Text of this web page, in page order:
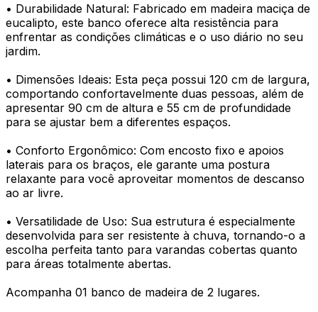
• Durabilidade Natural: Fabricado em madeira maciça de
eucalipto, este banco oferece alta resistência para
enfrentar as condições climáticas e o uso diário no seu
jardim.
• Dimensões Ideais: Esta peça possui 120 cm de largura,
comportando confortavelmente duas pessoas, além de
apresentar 90 cm de altura e 55 cm de profundidade
para se ajustar bem a diferentes espaços.
• Conforto Ergonômico: Com encosto fixo e apoios
laterais para os braços, ele garante uma postura
relaxante para você aproveitar momentos de descanso
ao ar livre.
• Versatilidade de Uso: Sua estrutura é especialmente
desenvolvida para ser resistente à chuva, tornando-o a
escolha perfeita tanto para varandas cobertas quanto
para áreas totalmente abertas.
Acompanha 01 banco de madeira de 2 lugares.